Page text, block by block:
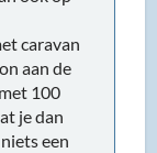
caravan
aan de
100
je dan
een